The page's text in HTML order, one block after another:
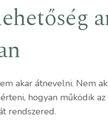
akar átnevelni. Nem
hogyan működik
rendszered.